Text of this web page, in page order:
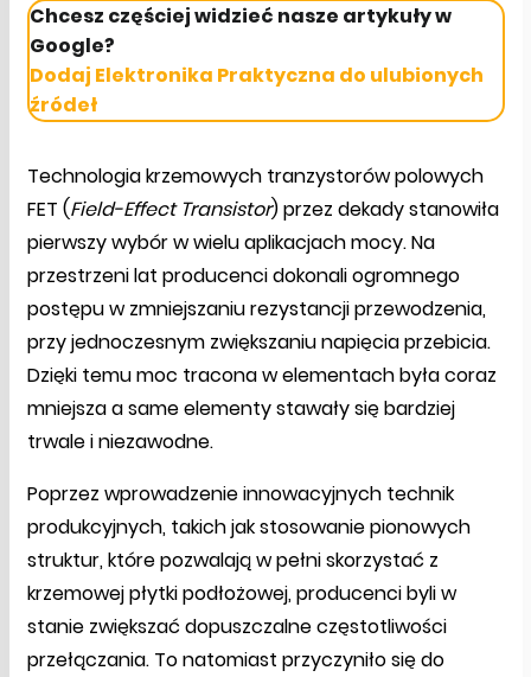
Chcesz częściej widzieć nasze artykuły w
Google?
Dodaj Elektronika Praktyczna do ulubionych
źródeł
Technologia krzemowych tranzystorów polowych
FET (Field-Effect Transistor) przez dekady stanowiła
pierwszy wybór w wielu aplikacjach mocy. Na
przestrzeni lat producenci dokonali ogromnego
postępu w zmniejszaniu rezystancji przewodzenia,
przy jednoczesnym zwiększaniu napięcia przebicia.
Dzięki temu moc tracona w elementach była coraz
mniejsza a same elementy stawały się bardziej
trwale i niezawodne.
Poprzez wprowadzenie innowacyjnych technik
produkcyjnych, takich jak stosowanie pionowych
struktur, które pozwalają w pełni skorzystać z
krzemowej płytki podłożowej, producenci byli w
stanie zwiększać dopuszczalne częstotliwości
przełączania. To natomiast przyczyniło się do